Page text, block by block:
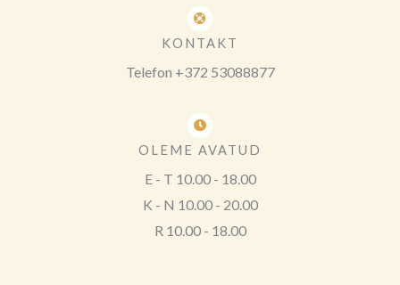
KONTAKT
Telefon +372 53088877
OLEME AVATUD
E - T 10.00 - 18.00
K - N 10.00 - 20.00
R 10.00 - 18.00